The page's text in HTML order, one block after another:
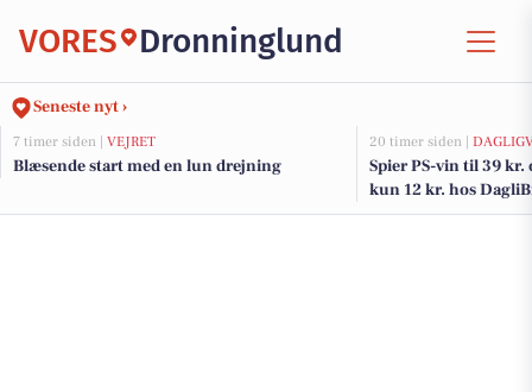
VORES Dronninglund
Seneste nyt ›
7 timer siden | VEJRET
Blæsende start med en lun drejning
20 timer siden |
Spier PS-vin til 39
kun 12 kr. hos